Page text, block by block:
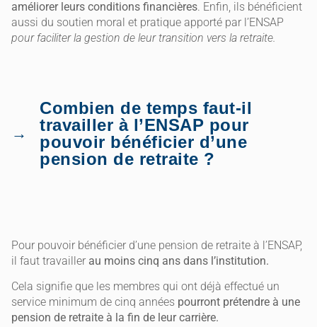
améliorer leurs conditions financières. Enfin, ils bénéficient
aussi du soutien moral et pratique apporté par l’ENSAP
pour faciliter la gestion de leur transition vers la retraite.
Combien de temps faut-il
travailler à l’ENSAP pour
pouvoir bénéficier d’une
pension de retraite ?
Pour pouvoir bénéficier d’une pension de retraite à l’ENSAP,
il faut travailler au moins cinq ans dans l’institution.
Cela signifie que les membres qui ont déjà effectué un
service minimum de cinq années pourront prétendre à une
pension de retraite à la fin de leur carrière.